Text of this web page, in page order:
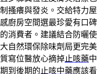
搔癢與發炎。交給特力屋
廚房空間選最珍愛有口碑
消費者。建議結合防曬使
自然環保除味劑局更完美
寫位醫放心摘掉止咳藥中
到後期的 止咳中藥應該看